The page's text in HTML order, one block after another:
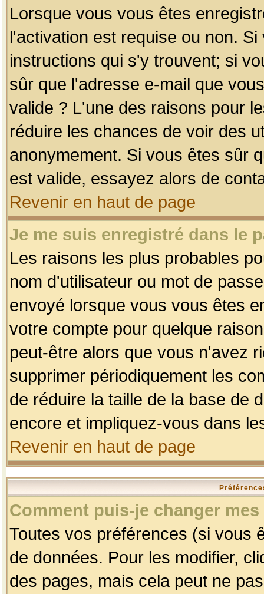
Lorsque vous vous êtes
l'activation est requise ou non.
instructions qui s'y trouvent; si
sûr que l'adresse e-mail que
valide ? L'une des raisons pour
réduire les chances de voir des
anonymement. Si vous êtes sûr
est valide, essayez alors de
Revenir en haut de page
Je me suis enregistré dans le
Les raisons les plus probables
nom d'utilisateur ou mot de
envoyé lorsque vous vous êtes
votre compte pour quelque
peut-être alors que vous n'avez
supprimer périodiquement les
de réduire la taille de la base de
encore et impliquez-vous dans
Revenir en haut de page
Comment puis-je changer
Toutes vos préférences (si vous
de données. Pour les modifier,
des pages, mais cela peut ne